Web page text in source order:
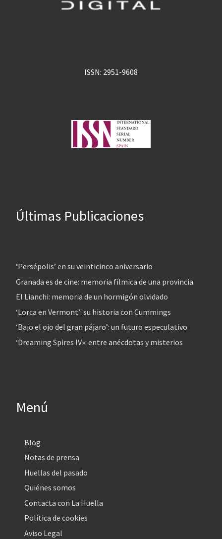
ISSN: 2951-9608
Últimas Publicaciones
‘Persépolis’ en su veinticinco aniversario
Granada es de cine: memoria fílmica de una provincia
El Lianchi: memoria de un hormigón olvidado
‘Lorca en Vermont’: su historia con Cummings
‘Bajo el ojo del gran pájaro’: un futuro especulativo
‘Dreaming Spires IV»: entre anécdotas y misterios
Menú
Blog
Notas de prensa
Huellas del pasado
Quiénes somos
Contacta con La Huella
Política de cookies
Aviso Legal